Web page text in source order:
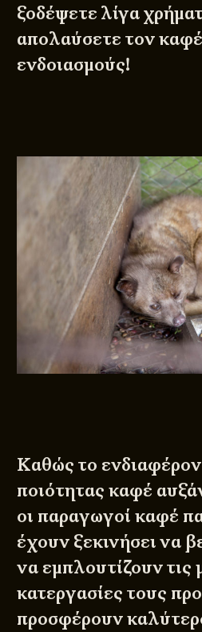
ξοδέψετε λίγα
απολαύσετε τον
ενδοιασμούς!
Καθώς το
ποιότητας καφέ
οι παραγωγοί καφέ
έχουν ξεκινήσει να
να εμπλουτίζουν τις
κατεργασίες τους
προσφέρουν
© 2011 - 2026
BITTERBOOZE